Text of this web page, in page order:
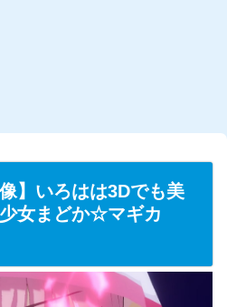
】いろはは3Dでも美
女まどか☆マギカ